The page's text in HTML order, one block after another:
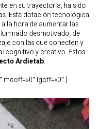
en su trayectoria, ha sido
Esta dotación tecnológica
la hora de aumentar las
desmotivado, de
con las que conecten y
cognitivo y creativo. Estos
Ardietab.
lgoff=»0″ ]